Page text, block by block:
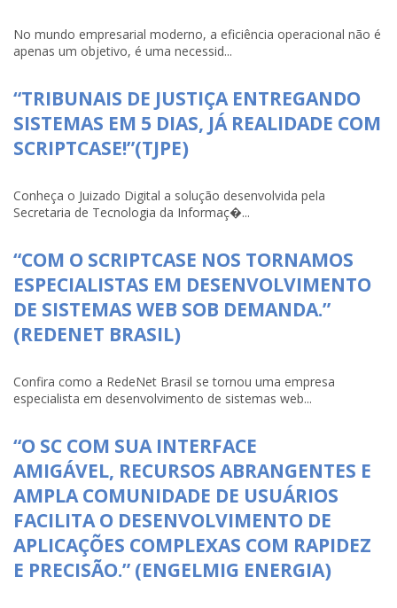
No mundo empresarial moderno, a eficiência operacional não é
apenas um objetivo, é uma necessid...
“TRIBUNAIS DE JUSTIÇA ENTREGANDO
SISTEMAS EM 5 DIAS, JÁ REALIDADE COM
SCRIPTCASE!”(TJPE)
Conheça o Juizado Digital a solução desenvolvida pela
Secretaria de Tecnologia da Informaç�...
“COM O SCRIPTCASE NOS TORNAMOS
ESPECIALISTAS EM DESENVOLVIMENTO
DE SISTEMAS WEB SOB DEMANDA.”
(REDENET BRASIL)
Confira como a RedeNet Brasil se tornou uma empresa
especialista em desenvolvimento de sistemas web...
“O SC COM SUA INTERFACE
AMIGÁVEL, RECURSOS ABRANGENTES E
AMPLA COMUNIDADE DE USUÁRIOS
FACILITA O DESENVOLVIMENTO DE
APLICAÇÕES COMPLEXAS COM RAPIDEZ
E PRECISÃO.” (ENGELMIG ENERGIA)